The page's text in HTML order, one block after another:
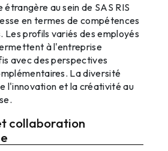
au sein de SAS RIS
en termes de compétences
Les profils variés des employés
à l'entreprise
avec des perspectives
La diversité
l'innovation et la créativité au
collaboration